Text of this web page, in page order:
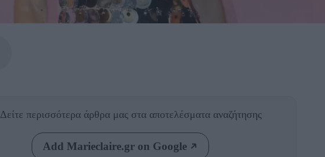
Δείτε περισσότερα άρθρα μας στα αποτελέσματα αναζήτησης
Add Marieclaire.gr on Google